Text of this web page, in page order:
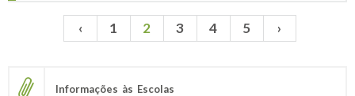
Páginas ‹ 1 2 3 4 5 ›
Informações às Escolas